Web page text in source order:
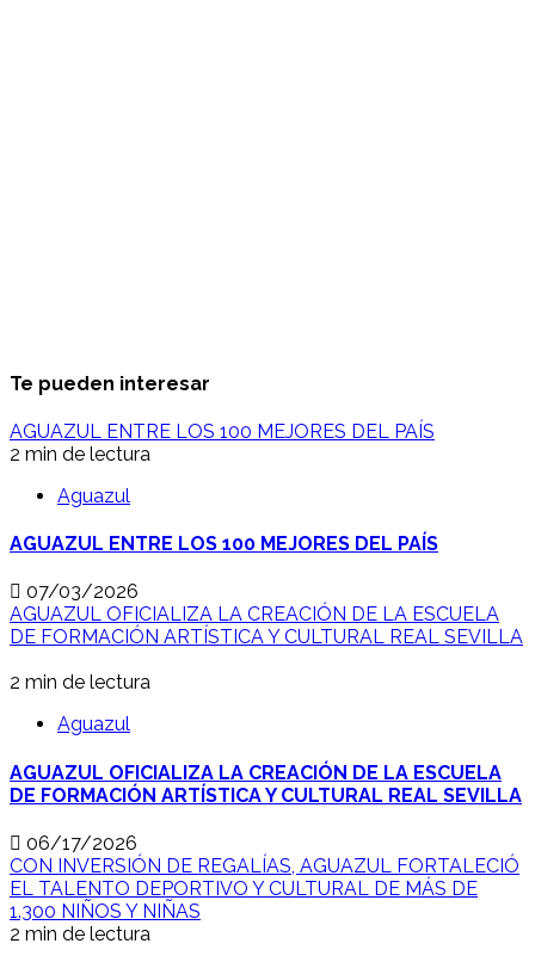
Te pueden interesar
AGUAZUL ENTRE LOS 100 MEJORES DEL PAÍS
2 min de lectura
Aguazul
AGUAZUL ENTRE LOS 100 MEJORES DEL PAÍS
07/03/2026
AGUAZUL OFICIALIZA LA CREACIÓN DE LA ESCUELA
DE FORMACIÓN ARTÍSTICA Y CULTURAL REAL SEVILLA
2 min de lectura
Aguazul
AGUAZUL OFICIALIZA LA CREACIÓN DE LA ESCUELA
DE FORMACIÓN ARTÍSTICA Y CULTURAL REAL SEVILLA
06/17/2026
CON INVERSIÓN DE REGALÍAS, AGUAZUL FORTALECIÓ
EL TALENTO DEPORTIVO Y CULTURAL DE MÁS DE
1.300 NIÑOS Y NIÑAS
2 min de lectura